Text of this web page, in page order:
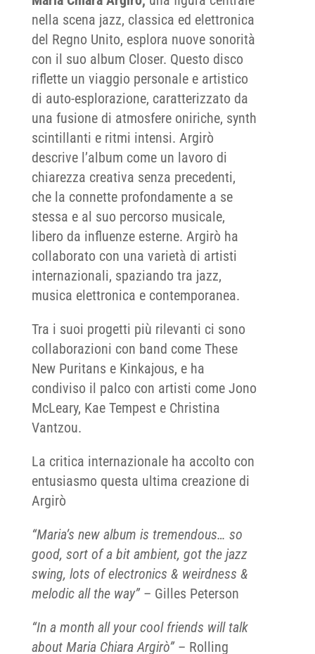
nella scena jazz, classica ed elettronica
del Regno Unito, esplora nuove sonorità
con il suo album Closer. Questo disco
riflette un viaggio personale e artistico
di auto-esplorazione, caratterizzato da
una fusione di atmosfere oniriche, synth
scintillanti e ritmi intensi. Argirò
descrive l’album come un lavoro di
chiarezza creativa senza precedenti,
che la connette profondamente a se
stessa e al suo percorso musicale,
libero da influenze esterne. Argirò ha
collaborato con una varietà di artisti
internazionali, spaziando tra jazz,
musica elettronica e contemporanea.
Tra i suoi progetti più rilevanti ci sono
collaborazioni con band come These
New Puritans e Kinkajous, e ha
condiviso il palco con artisti come Jono
McLeary, Kae Tempest e Christina
Vantzou.
La critica internazionale ha accolto con
entusiasmo questa ultima creazione di
Argirò
“Maria’s new album is tremendous… so
good, sort of a bit ambient, got the jazz
swing, lots of electronics & weirdness &
melodic all the way”– Gilles Peterson
“In a month all your cool friends will talk
about Maria Chiara Argirò”– Rolling